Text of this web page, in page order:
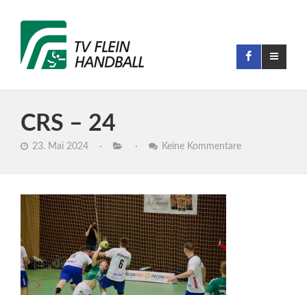
CRS – 24
23. Mai 2024 · · Keine Kommentare